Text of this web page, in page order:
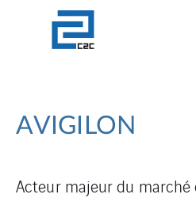
AVIGILON
Acteur majeur du